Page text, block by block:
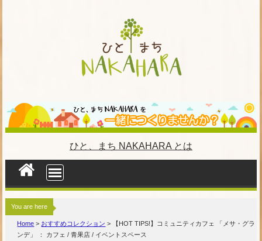
ひと、まち NAKAHARA とは
You are here
Home > おすすめコレクション >
【HOT TIPS!】コミュニティカフェ 「メサ・グラ
ンデ」 ： カフェ / 青果店 / イベントスペース